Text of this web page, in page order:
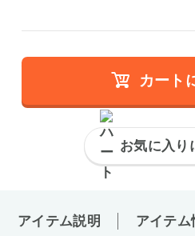
カート
お気に入り
アイテム説明 アイテム